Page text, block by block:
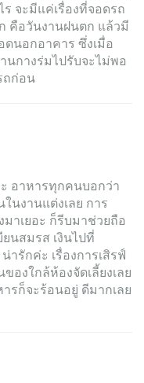
จะมีแค่เรื่องที่จอดรถ
คือวันงานฝนตก แล้วมี
ดนอกอาคาร ซึ่งเมื่อ
กางร่มไปรับจะไม่พอ
ถก่อน
อาหารทุกคนบอกว่า
นงานแต่งเลย การ
าเยอะ ก็รีบมาช่วยถือ
นสมรส เงินไปที่
ารักค่ะ เรื่องการเสิรฟ์
องใกล้ห้องจัดเลี้ยงเลย
รก็จะร้อนอยู่ ดีมากเลย